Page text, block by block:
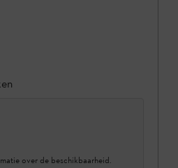
over de beschikbaarheid.